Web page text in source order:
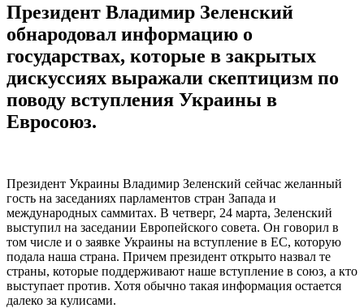
Президент Владимир Зеленский
обнародовал информацию о
государствах, которые в закрытых
дискуссиях выражали скептицизм по
поводу вступления Украины в
Евросоюз.
Президент Украины Владимир Зеленский сейчас желанный
гость на заседаниях парламентов стран Запада и
международных саммитах. В четверг, 24 марта, Зеленский
выступил на заседании Европейского совета. Он говорил в
том числе и о заявке Украины на вступление в ЕС, которую
подала наша страна. Причем президент открыто назвал те
страны, которые поддерживают наше вступление в союз, а кто
выступает против. Хотя обычно такая информация остается
далеко за кулисами.